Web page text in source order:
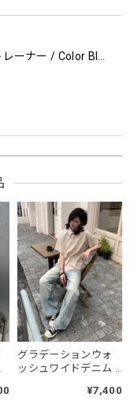
フーデッドスタジアムジャンバー / Hooded Stadium Jumper
NCLLW オリジナルドッグタグネックレス / NCLLW Original Dog Tag Necklace
グラデーションウォ
ッシュワイドデニム /
¥7,400